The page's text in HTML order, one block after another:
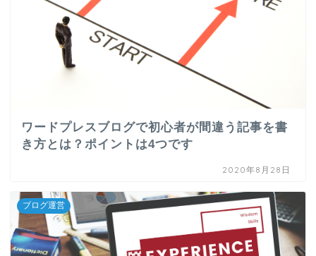
ワードプレスブログで初心者が間違う記事を書
き方とは？ポイントは4つです
2020年8月28日
ブログ運営